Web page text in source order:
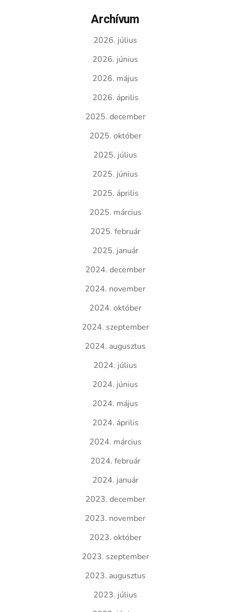
Archívum
2026. július
2026. június
2026. május
2026. április
2025. december
2025. október
2025. július
2025. június
2025. április
2025. március
2025. február
2025. január
2024. december
2024. november
2024. október
2024. szeptember
2024. augusztus
2024. július
2024. június
2024. május
2024. április
2024. március
2024. február
2024. január
2023. december
2023. november
2023. október
2023. szeptember
2023. augusztus
2023. július